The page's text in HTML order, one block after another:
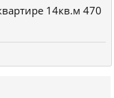
14кв.м 470